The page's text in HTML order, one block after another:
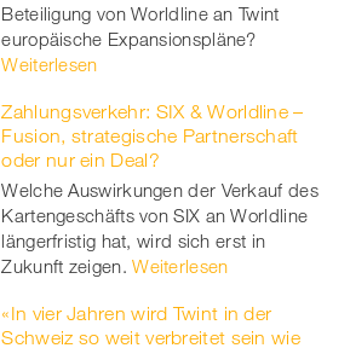
Beteiligung von Worldline an Twint
europäische Expansionspläne?
Weiterlesen
Zahlungsverkehr: SIX & Worldline –
Fusion, strategische Partnerschaft
oder nur ein Deal?
Welche Auswirkungen der Verkauf des
Kartengeschäfts von SIX an Worldline
längerfristig hat, wird sich erst in
Zukunft zeigen. Weiterlesen
«In vier Jahren wird Twint in der
Schweiz so weit verbreitet sein wie